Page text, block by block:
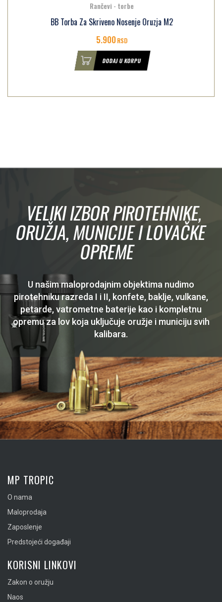
Rančevi - torbe
BB Torba Za Skriveno Nosenje Oruzja M2
5.900RSD
DODAJ U KORPU
VELIKI IZBOR PIROTEHNIKE,
ORUŽJA, MUNICIJE I LOVAČKE
OPREME
U našim maloprodajnim objektima nudimo
pirotehniku razreda I i II, konfete, baklje, vulkane,
petarde, vatrometne baterije kao i kompletnu
opremu za lov koja uključuje oružje i municiju svih
kalibara.
MP TROPIC
O nama
Maloprodaja
Zaposlenje
Predstojeći događaji
KORISNI LINKOVI
Zakon o oružju
Naos